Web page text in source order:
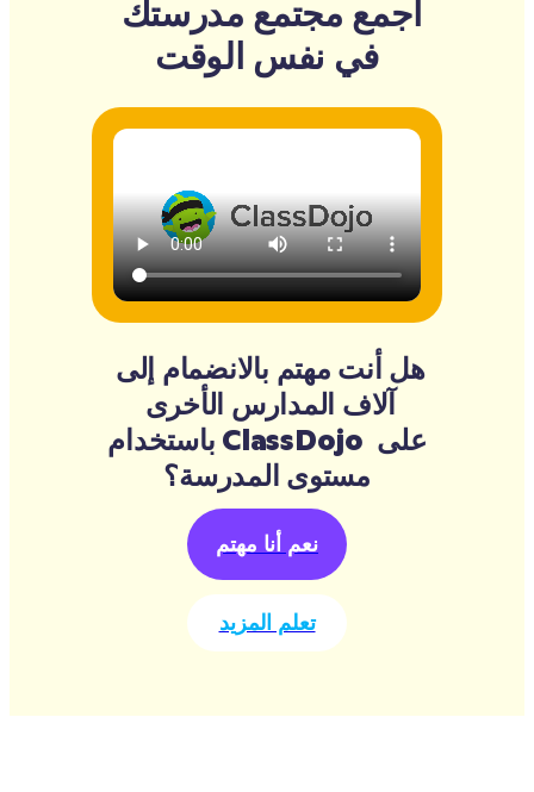
في نفس الوقت
باستخدام ClassDojo على
مستوى المدرسة؟
نعم أنا مهتم
تعلم المزيد